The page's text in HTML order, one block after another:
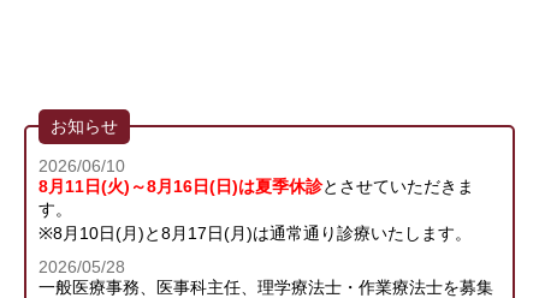
お知らせ
2026/06/10
8月11日(火)～8月16日(日)は夏季休診とさせていただきま
す。
※8月10日(月)と8月17日(月)は通常通り診療いたします。
2026/05/28
一般医療事務、医事科主任、理学療法士・作業療法士を募集